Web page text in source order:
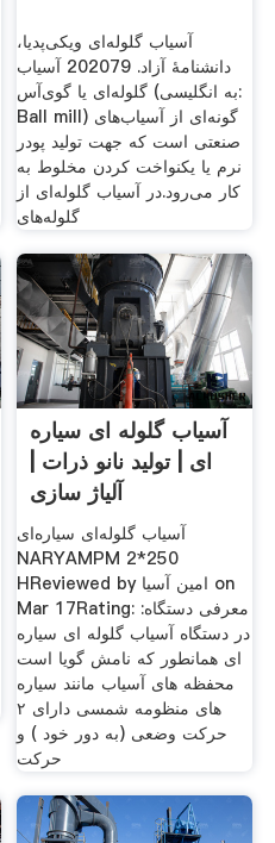
آسیاب گلوله‌ای ویکی‌پدیا،
دانشنامهٔ آزاد. 202079 آسیاب
گلوله‌ای یا گوی‌آس (به انگلیسی:
Ball mill) گونه‌ای از آسیاب‌های
صنعتی است که جهت تولید پودر
نرم یا یکنواخت کردن مخلوط به
کار می‌رود.در آسیاب گلوله‌ای از
گلوله‌های
آسیاب گلوله ای سیاره
ای | تولید نانو ذرات |
آلیاژ سازی
آسیاب گلوله‌ای سیاره‌ای
NARYAMPM 2*250
HReviewed by امین آسیا on
Mar 17Rating: معرفی دستگاه:
در دستگاه آسیاب گلوله ای سیاره
ای همانطور که نامش گویا است
محفظه های آسیاب مانند سیاره
های منظومه شمسی دارای ۲
حرکت وضعی (به دور خود ) و
حرکت